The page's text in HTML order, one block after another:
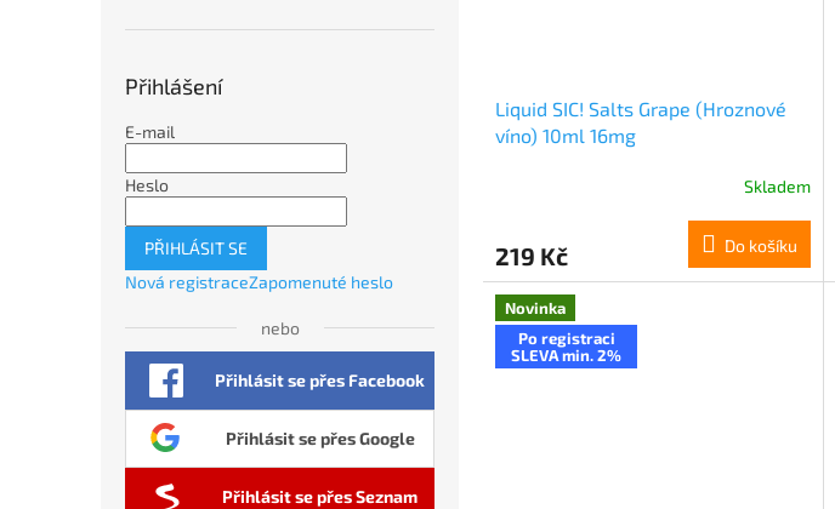
Přihlášení
E-mail
Heslo
PŘIHLÁSIT SE
Nová registraceZapomenuté heslo
nebo
Přihlásit se přes Facebook
Přihlásit se přes Google
Přihlásit se přes Seznam
Liquid SIC! Salts Grape (Hroznové
víno) 10ml 16mg
Skladem
219 Kč Do košíku
Novinka
Po registraci
SLEVA min. 2%